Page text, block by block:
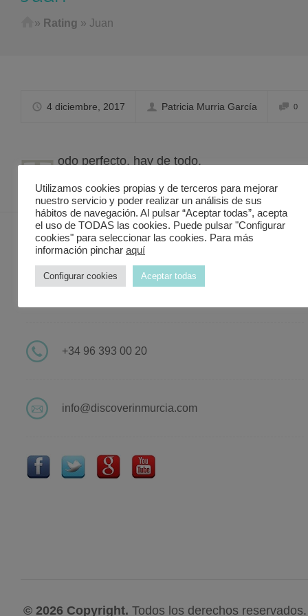
Home
» Rating » Juan
4 diciembre, 2017 Patricia Murria García 0
T odo perfecto, hay de todo.
+34 96 393 00 20
info@discoverinmurcia.com
© 2026 Copyright. Todos los derechos reservados.
Utilizamos cookies propias y de terceros para mejorar
nuestro servicio y poder realizar un análisis de sus
hábitos de navegación. Al pulsar “Aceptar todas”, acepta
el uso de TODAS las cookies. Puede pulsar "Configurar
cookies" para seleccionar las cookies. Para más
información pinchar aquí
Configurar cookies Aceptar todas